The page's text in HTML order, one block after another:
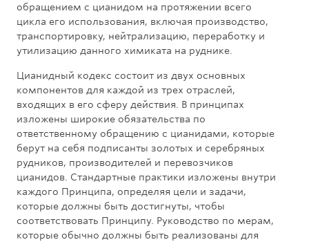
обращением с цианидом на протяжении всего
цикла его использования, включая производство,
транспортировку, нейтрализацию, переработку и
утилизацию данного химиката на руднике.
Цианидный кодекс состоит из двух основных
компонентов для каждой из трех отраслей,
входящих в его сферу действия. В принципах
изложены широкие обязательства по
ответственному обращению с цианидами, которые
берут на себя подписанты золотых и серебряных
рудников, производителей и перевозчиков
цианидов. Стандартные практики изложены внутри
каждого Принципа, определяя цели и задачи,
которые должны быть достигнуты, чтобы
соответствовать Принципу. Руководство по мерам,
которые обычно должны быть реализованы для